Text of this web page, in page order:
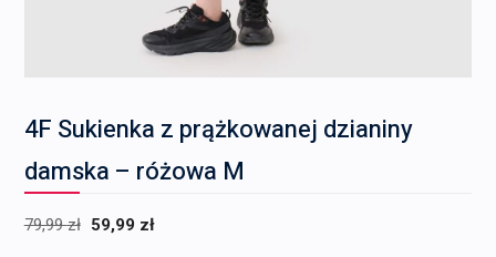
4F Sukienka z prążkowanej dzianiny
damska – różowa M
79,99zł Pierwotna
59,99 zł